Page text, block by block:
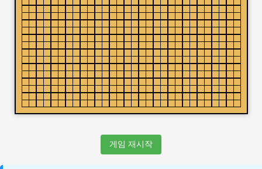
게임 재시작